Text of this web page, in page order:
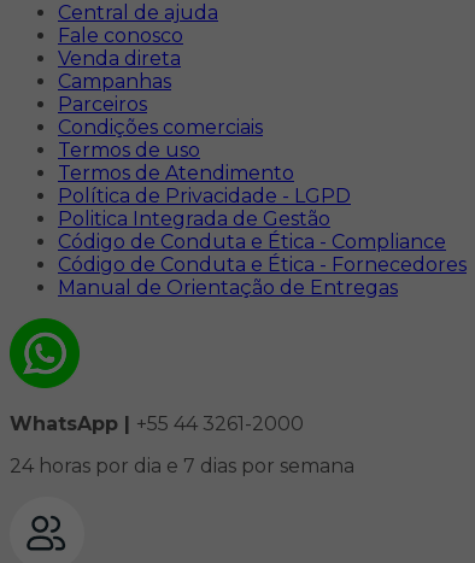
Central de ajuda
Fale conosco
Venda direta
Campanhas
Parceiros
Condições comerciais
Termos de uso
Termos de Atendimento
Política de Privacidade - LGPD
Politica Integrada de Gestão
Código de Conduta e Ética - Compliance
Código de Conduta e Ética - Fornecedores
Manual de Orientação de Entregas
WhatsApp | +55 44 3261-2000
24 horas por dia e 7 dias por semana